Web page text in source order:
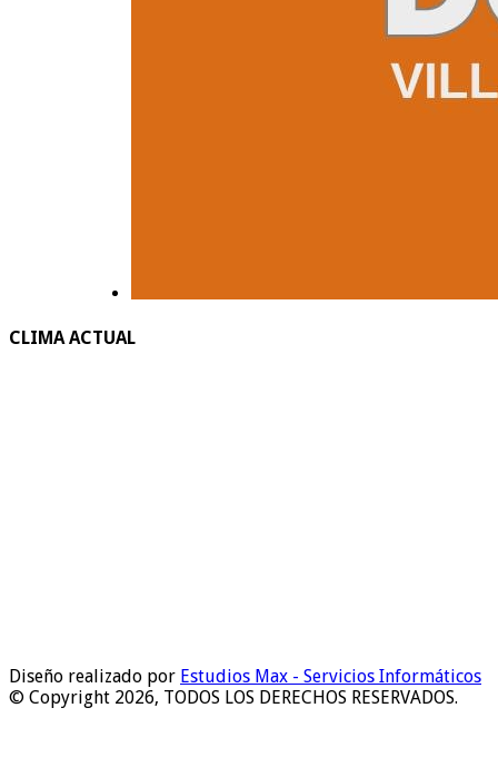
CLIMA ACTUAL
Diseño realizado por Estudios Max - Servicios Informáticos
© Copyright 2026, TODOS LOS DERECHOS RESERVADOS.